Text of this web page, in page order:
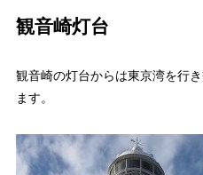
観音崎灯台
観音崎の灯台からは東京湾を行
ます。